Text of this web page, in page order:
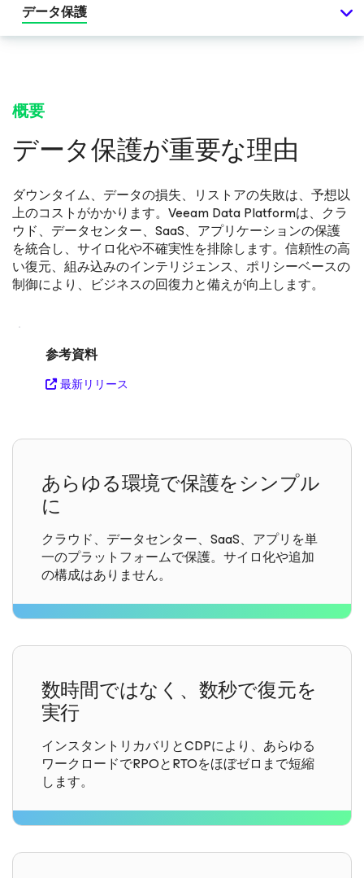
データ保護
概要
データ保護が重要な理由
ダウンタイム、データの損失、リストアの失敗は、予想以
上のコストがかかります。Veeam Data Platformは、クラ
ウド、データセンター、SaaS、アプリケーションの保護
を統合し、サイロ化や不確実性を排除します。信頼性の高
い復元、組み込みのインテリジェンス、ポリシーベースの
制御により、ビジネスの回復力と備えが向上します。
参考資料
最新リリース
あらゆる環境で保護をシンプル
に
クラウド、データセンター、SaaS、アプリを単
一のプラットフォームで保護。サイロ化や追加
の構成はありません。
数時間ではなく、数秒で復元を
実行
インスタントリカバリとCDPにより、あらゆる
ワークロードでRPOとRTOをほぼゼロまで短縮
します。